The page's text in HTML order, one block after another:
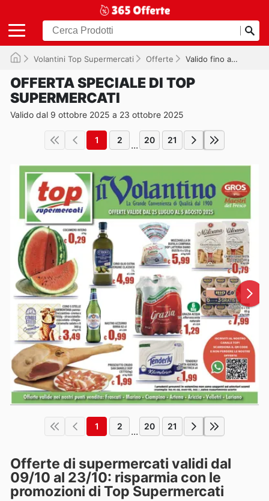
Volantini Top Supermercati Offerte Valido fino a 23/10/2025
OFFERTA SPECIALE DI TOP
SUPERMERCATI
Valido dal 9 ottobre 2025 a 23 ottobre 2025
1 2 ... 20 21
1 2 ... 20 21
Offerte di supermercati validi dal
09/10 al 23/10: risparmia con le
promozioni di Top Supermercati